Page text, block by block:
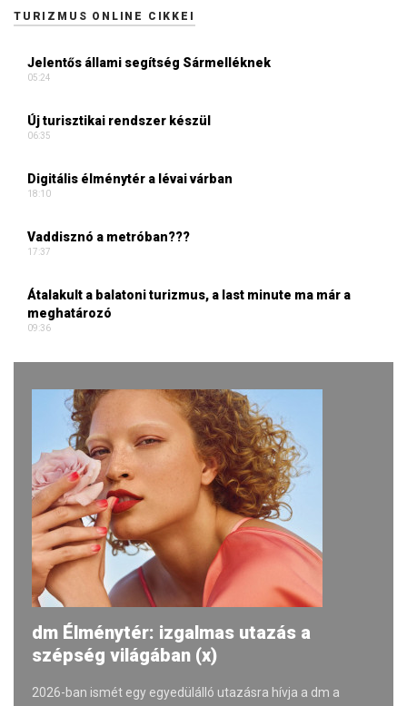
TURIZMUS ONLINE CIKKEI
Jelentős állami segítség Sármelléknek
05:24
Új turisztikai rendszer készül
06:35
Digitális élménytér a lévai várban
18:10
Vaddisznó a metróban???
17:37
Átalakult a balatoni turizmus, a last minute ma már a
meghatározó
09:36
dm Élménytér: izgalmas utazás a
szépség világában (x)
2026-ban ismét egy egyedülálló utazásra hívja a dm a